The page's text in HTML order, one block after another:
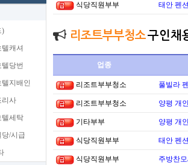
)
텔캐셔
텔당번
텔지배인
리사
텔세탁
당/시급
식당직원부부 태안 펜
리조트부부청소구인채
업종
리조트부부청소 풀빌라
리조트부부청소 양평 개
기타부부 양평 개
식당직원부부 태안 펜
식당직원부부 주방찬